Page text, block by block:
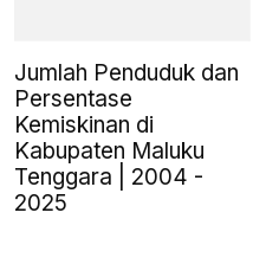
Jumlah Penduduk dan
Persentase
Kemiskinan di
Kabupaten Maluku
Tenggara | 2004 -
2025